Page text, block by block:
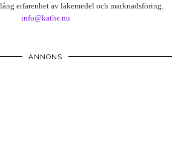
erfarenhet av läkemedel och marknadsföring.
info@kathe.nu
ANNONS